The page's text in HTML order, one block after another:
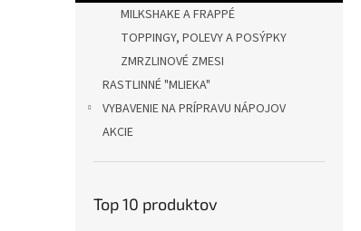
MILKSHAKE A FRAPPÉ
TOPPINGY, POLEVY A POSÝPKY
ZMRZLINOVÉ ZMESI
RASTLINNÉ "MLIEKA"
VYBAVENIE NA PRÍPRAVU NÁPOJOV
AKCIE
Top 10 produktov